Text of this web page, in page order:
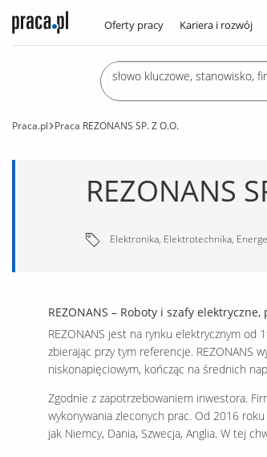
Oferty pracy Kariera i rozwój
Praca.pl Praca REZONANS SP. Z O.O.
REZONANS
Elektronika, Elektrotechnika,
REZONANS – Roboty i szafy
REZONANS jest na rynku elektrycznym od
zbierając przy tym referencje. REZONANS
niskonapięciowym, kończąc na średnich
Zgodnie z zapotrzebowaniem inwestora.
wykonywania zleconych prac. Od 2016
jak Niemcy, Dania, Szwecja, Anglia. W tej